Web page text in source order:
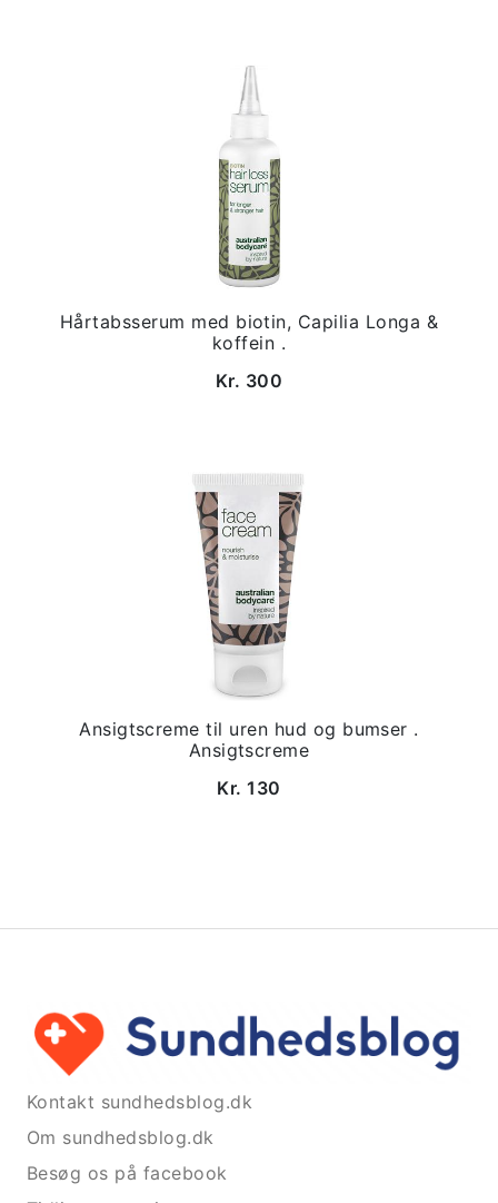
Hårtabsserum med biotin, Capilia Longa &
koffein .
Kr. 300
Ansigtscreme til uren hud og bumser .
Ansigtscreme
Kr. 130
Kontakt sundhedsblog.dk
Om sundhedsblog.dk
Besøg os på facebook